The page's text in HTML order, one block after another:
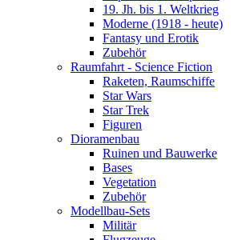
19. Jh. bis 1. Weltkrieg
Moderne (1918 - heute)
Fantasy und Erotik
Zubehör
Raumfahrt - Science Fiction
Raketen, Raumschiffe
Star Wars
Star Trek
Figuren
Dioramenbau
Ruinen und Bauwerke
Bases
Vegetation
Zubehör
Modellbau-Sets
Militär